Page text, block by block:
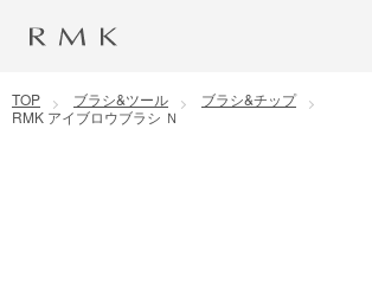
コンテンツに移動
TOP ブラシ&ツール
ブラシ&チップ
RMK アイブロウブラシ Ｎ